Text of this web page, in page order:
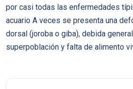
por casi todas las enfermedades
acuario A veces se presenta una
dorsal (joroba o giba), debida
superpoblación y falta de alimento